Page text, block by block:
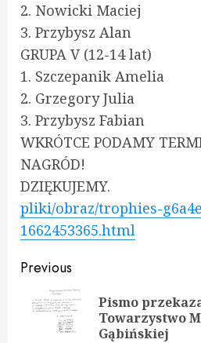
2. Nowicki Maciej
3. Przybysz Alan
GRUPA V (12-14 lat)
1. Szczepanik Amelia
2. Grzegory Julia
3. Przybysz Fabian
WKRÓTCE PODAMY
NAGRÓD!
DZIĘKUJEMY.
pliki/obraz/trophies-
1662453365.html
Continue
Reading
Previous
Pismo
Towarzystwo
Gąbińskiej